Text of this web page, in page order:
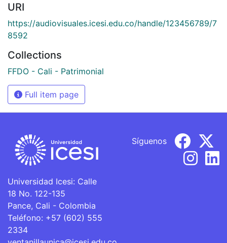
URI
https://audiovisuales.icesi.edu.co/handle/123456789/7
8592
Collections
FFDO - Cali - Patrimonial
Full item page
Universidad Icesi: Calle
18 No. 122-135
Pance, Cali - Colombia
Teléfono: +57 (602) 555
2334
Síguenos